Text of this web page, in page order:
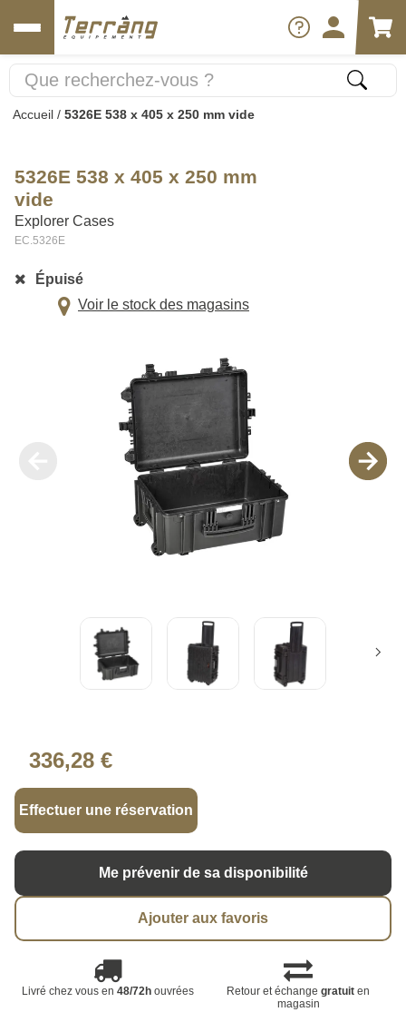
Accueil / 5326E 538 x 405 x 250 mm vide
5326E 538 x 405 x 250 mm
vide
Explorer Cases
EC.5326E
Épuisé
Voir le stock des magasins
336,28 €
Effectuer une réservation
Me prévenir de sa disponibilité
Ajouter aux favoris
Livré chez vous en 48/72houvrées Retour et échangegratuit en
magasin